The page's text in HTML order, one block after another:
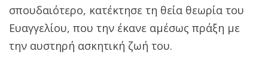
σπουδαιότερο, κατέκτησε τη θεία θεωρία του
Ευαγγελίου, που την έκανε αμέσως πράξη με
την αυστηρή ασκητική ζωή του.